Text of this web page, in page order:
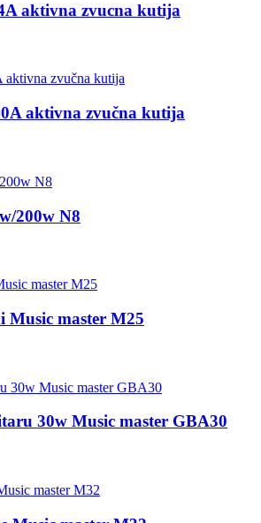
aktivna zvucna kutija
aktivna zvučna kutija
200w N8
master M25
30w Music master GBA30